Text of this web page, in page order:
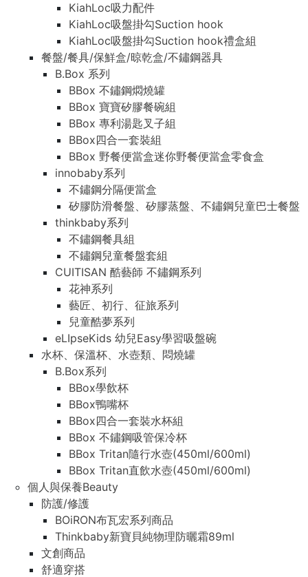
KiahLoc吸力配件
KiahLoc吸盤掛勾Suction hook
KiahLoc吸盤掛勾Suction hook禮盒組
餐盤/餐具/保鮮盒/晾乾盒/不鏽鋼器具
B.Box 系列
BBox 不鏽鋼燜燒罐
BBox 寶寶矽膠餐碗組
BBox 專利湯匙叉子組
BBox四合一套裝組
BBox 野餐便當盒迷你野餐便當盒零食盒
innobaby系列
不鏽鋼分隔便當盒
矽膠防滑餐盤、矽膠蒸盤、不鏽鋼兒童巴士餐盤
thinkbaby系列
不鏽鋼餐具組
不鏽鋼兒童餐盤套組
CUITISAN 酷藝師 不鏽鋼系列
花神系列
藝匠、初行、征旅系列
兒童酷夢系列
eLIpseKids 幼兒Easy學習吸盤碗
水杯、保溫杯、水壺類、悶燒罐
B.Box系列
BBox學飲杯
BBox鴨嘴杯
BBox四合一套裝水杯組
BBox 不鏽鋼吸管保冷杯
BBox Tritan隨行水壺(450ml/600ml)
BBox Tritan直飲水壺(450ml/600ml)
個人與保養Beauty
防護/修護
BOiRON布瓦宏系列商品
Thinkbaby新寶貝純物理防曬霜89ml
文創商品
舒適穿搭